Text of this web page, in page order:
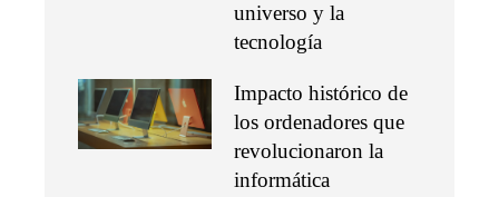
universo y la
tecnología
Impacto histórico de
los ordenadores que
revolucionaron la
informática